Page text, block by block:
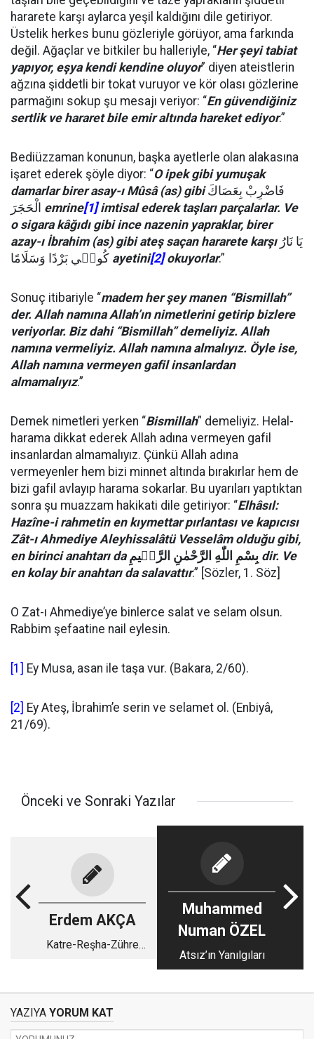
hararete karşı aylarca yeşil kaldığını dile getiriyor.
Üstelik herkes bunu gözleriyle görüyor, ama farkında
değil. Ağaçlar ve bitkiler bu halleriyle, “Her şeyi tabiat
yapıyor, eşya kendi kendine oluyor” diyen ateistlerin
ağzına şiddetli bir tokat vuruyor ve kör olası gözlerine
parmağını sokup şu mesajı veriyor: “En güvendiğiniz
sertlik ve hararet bile emir altında hareket ediyor.”
Bediüzzaman konunun, başka ayetlerle olan alakasına
işaret ederek şöyle diyor: “O ipek gibi yumuşak
damarlar birer asay-ı Mûsâ (as) gibiفَاضْرِبْ بِعَصَاكَ
emrine[1]imtisal ederek taşları parçalarlar. Ve
o sigara kâğıdı gibi ince nazenin yapraklar, birer
azay-ı İbrahim (as) gibi ateş saçan hararete karşıيَا نَارُ
ayetini[2]okuyorlar.”
Sonuç itibariyle “madem her şey manen “Bismillah”
der. Allah namına Allah’ın nimetlerini getirip bizlere
veriyorlar. Biz dahi “Bismillah” demeliyiz. Allah
namına vermeliyiz. Allah namına almalıyız. Öyle ise,
Allah namına vermeyen gafil insanlardan
almamalıyız.”
Demek nimetleri yerken “Bismillah” demeliyiz. Helal-
harama dikkat ederek Allah adına vermeyen gafil
insanlardan almamalıyız. Çünkü Allah adına
vermeyenler hem bizi minnet altında bırakırlar hem de
bizi gafil avlayıp harama sokarlar. Bu uyarıları yaptıktan
sonra şu muazzam hakikati dile getiriyor: “Elhâsıl:
Hazîne-i rahmetin en kıymettar pırlantası ve kapıcısı
Zât-ı Ahmediye Aleyhissalâtü Vesselâm olduğu gibi,
en birinci anahtarı da
dir. Ve
en kolay bir anahtarı da salavattır.” [Sözler, 1. Söz]
O Zat-ı Ahmediye’ye binlerce salat ve selam olsun.
Rabbim şefaatine nail eylesin.
[1] Ey Musa, asan ile taşa vur. (Bakara, 2/60).
[2] Ey Ateş, İbrahim’e serin ve selamet ol. (Enbiyâ,
21/69).
Önceki ve Sonraki Yazılar
Erdem AKÇA
Katre-Reşha-Zühre
Muhammed
Numan ÖZEL
Atsız’ın Yanılgıları
YAZIYA YORUM KAT